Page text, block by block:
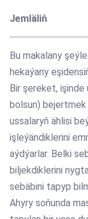
Jemläliň
Bu makalany
hekaýany
Bir şereket,
bolsun)
ussalaryň ählisi
işleýändiklerini
aýdýarlar. Belki
biljekdiklerini
sebäbini tapyp
Ahyry soňunda